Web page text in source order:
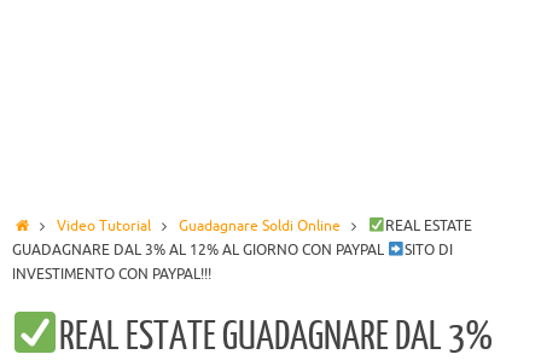
Video Tutorial Guadagnare Soldi Online
REAL ESTATE
GUADAGNARE DAL 3% AL 12% AL GIORNO CON PAYPAL
SITO DI
INVESTIMENTO CON PAYPAL!!!
REAL ESTATE GUADAGNARE DAL 3%